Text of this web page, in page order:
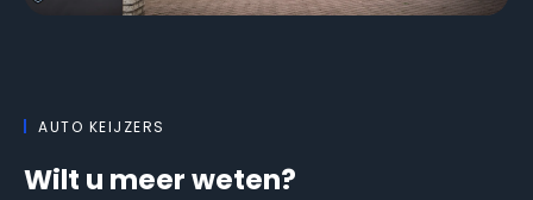
AUTO KEIJZERS
Wilt u meer weten?